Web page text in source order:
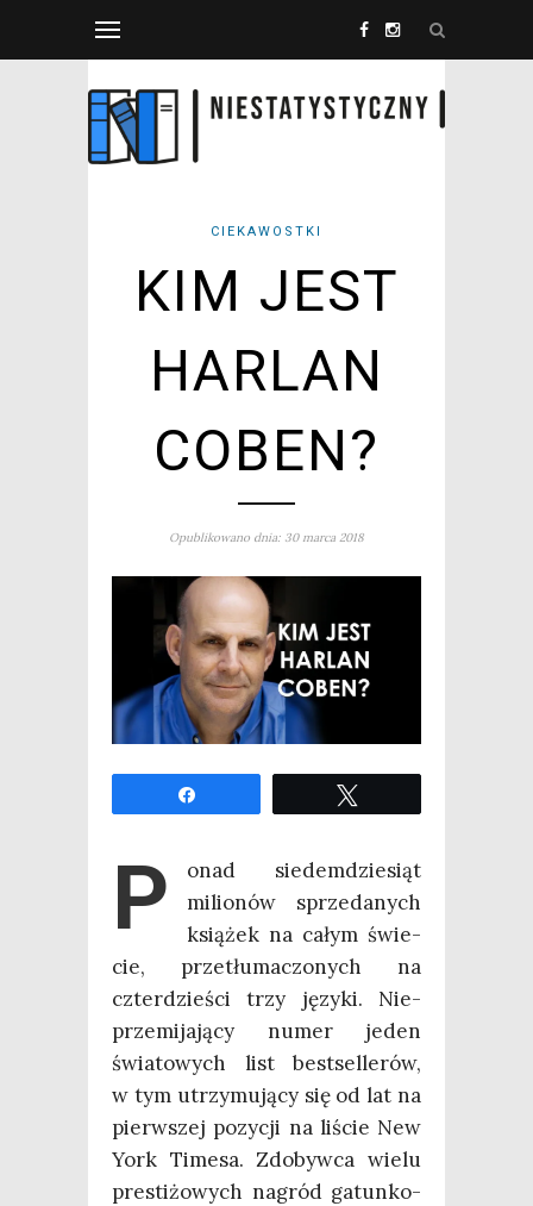
CIEKAWOSTKI
KIM JEST
HARLAN
COBEN?
Opublikowano dnia: 30 marca 2018
P
onad sie­dem­dzie­siąt
milio­nów sprze­da­nych
ksią­żek na całym świe­
cie, prze­tłu­ma­czo­nych na
czter­dzie­ści trzy języ­ki. Nie­
prze­mi­ja­ją­cy numer jeden
świa­to­wych list best­sel­le­rów,
w tym utrzy­mu­ją­cy się od lat na
pierw­szej pozy­cji na liście New
York Time­sa. Zdo­byw­ca wie­lu
pre­sti­żo­wych nagród gatun­ko­